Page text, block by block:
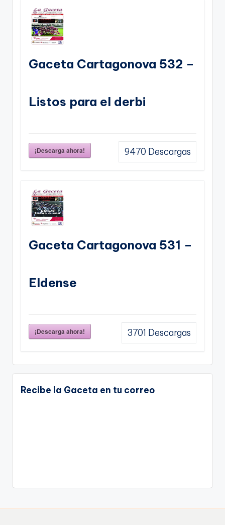
Gaceta Cartagonova 532 –
Listos para el derbi
¡Descarga ahora! 9470 Descargas
Gaceta Cartagonova 531 –
Eldense
¡Descarga ahora! 3701 Descargas
Recibe la Gaceta en tu correo